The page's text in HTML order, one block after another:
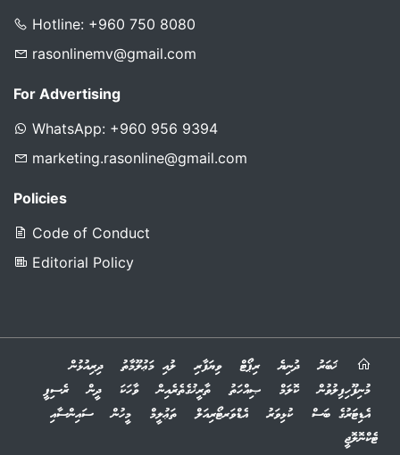
Hotline: +960 750 8080
rasonlinemv@gmail.com
For Advertising
WhatsApp: +960 956 9394
marketing.rasonline@gmail.com
Policies
Code of Conduct
Editorial Policy
ޚަބަރު ދުނިޔެ ރިޕޯޓް ވިޔަފާރި ލުއި މަޢުލޫމާތު
ދިރިއުޅުން
މުނިފޫހިފިލުވުން
ކޮލަމް ޞިއްހަތު ތާރީޚުގެތެރެއިން ވާހަކަ ދީން
ރެސިޕީ
އެޑިޓަރުގެ ބަސް
ކުޅިވަރު އެޑްވަރޓޯރިއަލް ތަޢުލީމް މީހުން
ސައިންސާއި
ޓެކްނޮލޮޖީ